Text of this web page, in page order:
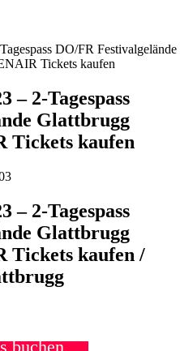
DO/FR Festivalgelände
Tickets kaufen
– 2-Tagespass
Glattbrugg
Tickets kaufen
– 2-Tagespass
Glattbrugg
Tickets kaufen /
buchen